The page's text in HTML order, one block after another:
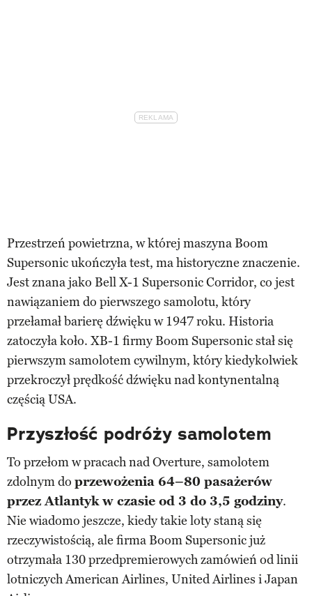
Przestrzeń powietrzna, w której maszyna Boom
Supersonic ukończyła test, ma historyczne znaczenie.
Jest znana jako Bell X-1 Supersonic Corridor, co jest
nawiązaniem do pierwszego samolotu, który
przełamał barierę dźwięku w 1947 roku. Historia
zatoczyła koło. XB-1 firmy Boom Supersonic stał się
pierwszym samolotem cywilnym, który kiedykolwiek
przekroczył prędkość dźwięku nad kontynentalną
częścią USA.
Przyszłość podróży samolotem
To przełom w pracach nad Overture, samolotem
zdolnym do przewożenia 64–80 pasażerów
przez Atlantyk w czasie od 3 do 3,5 godziny.
Nie wiadomo jeszcze, kiedy takie loty staną się
rzeczywistością, ale firma Boom Supersonic już
otrzymała 130 przedpremierowych zamówień od linii
lotniczych American Airlines, United Airlines i Japan